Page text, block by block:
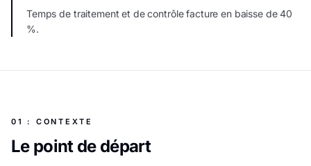
Temps de traitement et de contrôle facture en baisse de 40
%.
01 : CONTEXTE
Le point de départ